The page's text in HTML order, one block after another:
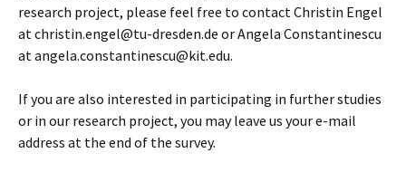
research project, please feel free to contact Christin Engel
at christin.engel@tu-dresden.de or Angela Constantinescu
at angela.constantinescu@kit.edu.
If you are also interested in participating in further studies
or in our research project, you may leave us your e-mail
address at the end of the survey.